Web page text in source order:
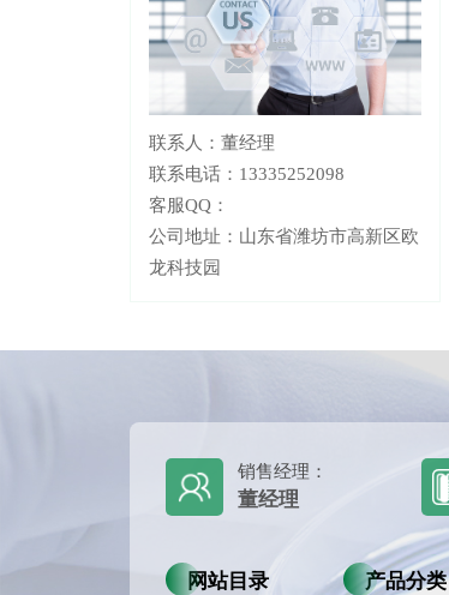
联系人：董经理
联系电话：13335252098
客服QQ：
公司地址：山东省潍坊市高新区欧
龙科技园
销售经理：
董经理
网站目录 产品分类